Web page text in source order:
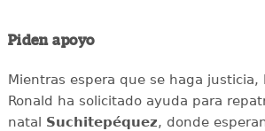
Piden apoyo
Mientras espera que se haga justicia,
Ronald ha solicitado ayuda para
natal Suchitepéquez, donde